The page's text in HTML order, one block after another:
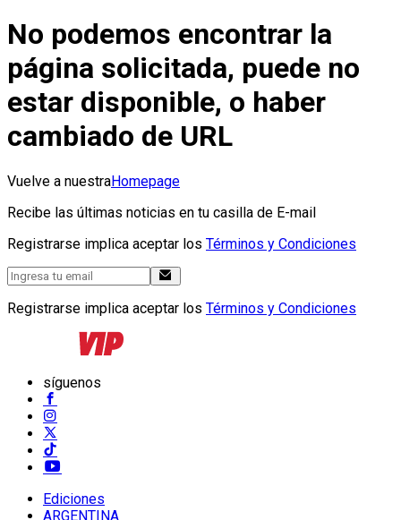
No podemos encontrar la
página solicitada, puede no
estar disponible, o haber
cambiado de URL
Vuelve a nuestraHomepage
Recibe las últimas noticias en tu casilla de E-mail
Registrarse implica aceptar los Términos y Condiciones
Registrarse implica aceptar los Términos y Condiciones
síguenos
Ediciones
ARGENTINA